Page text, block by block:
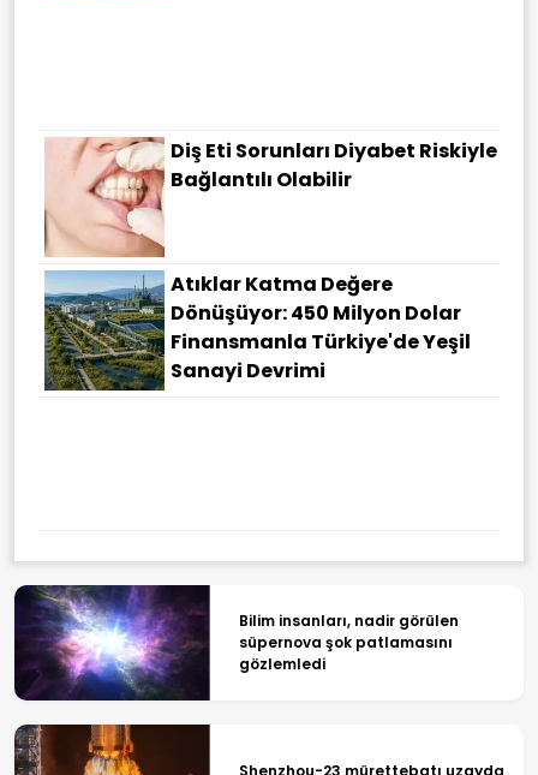
Diş Eti Sorunları Diyabet Riskiyle
Bağlantılı Olabilir
Atıklar Katma Değere
Dönüşüyor: 450 Milyon Dolar
Finansmanla Türkiye'de Yeşil
Sanayi Devrimi
Bilim insanları, nadir görülen
süpernova şok patlamasını
gözlemledi
Shenzhou-23 mürettebatı uzayda